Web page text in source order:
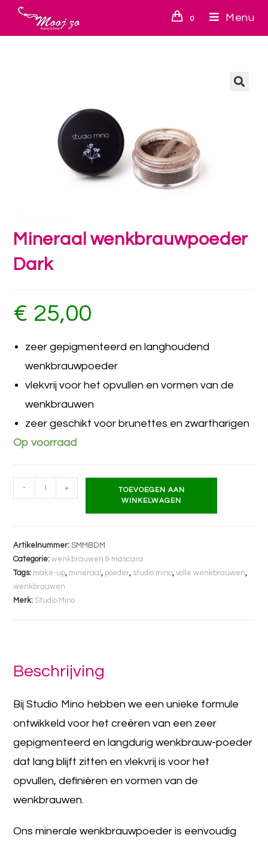
0 Menu
Mineraal wenkbrauwpoeder
Dark
€ 25,00
zeer gepigmenteerd en langhoudend
wenkbrauwpoeder
vlekvrij voor het opvullen en vormen van de
wenkbrauwen
zeer geschikt voor brunettes en zwartharigen
Op voorraad
- +
TOEVOEGEN AAN
WINKELWAGEN
Artikelnummer: SMMBDM
Categorie:wenkbrauwen & mascara
Tags: make-up, mineraal, poeder, studio mino,volle wenkbrauwen,
wenkbrauwen
Merk: Studio Mino
Beschrijving
Bij Studio Mino hebben we een unieke formule
ontwikkeld voor het creëren van een zeer
gepigmenteerd en langdurig wenkbrauw-poeder
dat lang blijft zitten en vlekvrij is voor het
opvullen, definiëren en vormen van de
wenkbrauwen.
Ons minerale wenkbrauwpoeder is eenvoudig